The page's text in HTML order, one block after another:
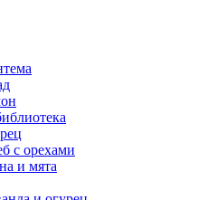
с орехами
и мята